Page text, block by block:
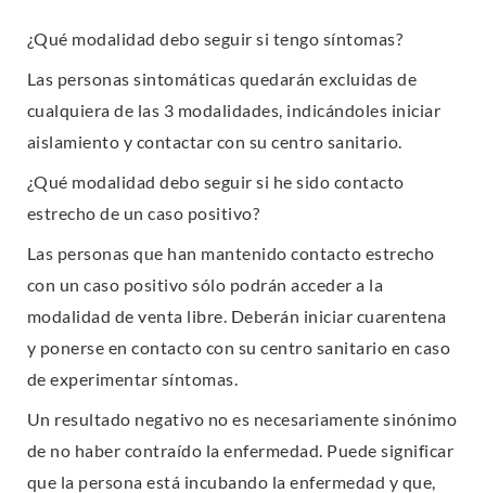
¿Qué modalidad debo seguir si tengo síntomas?
Las personas sintomáticas quedarán excluidas de
cualquiera de las 3 modalidades, indicándoles iniciar
aislamiento y contactar con su centro sanitario.
¿Qué modalidad debo seguir si he sido contacto
estrecho de un caso positivo?
Las personas que han mantenido contacto estrecho
con un caso positivo sólo podrán acceder a la
modalidad de venta libre. Deberán iniciar cuarentena
y ponerse en contacto con su centro sanitario en caso
de experimentar síntomas.
Un resultado negativo no es necesariamente sinónimo
de no haber contraído la enfermedad. Puede significar
que la persona está incubando la enfermedad y que,